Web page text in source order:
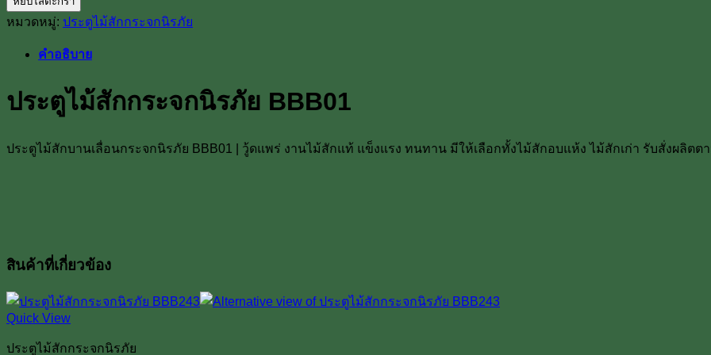
ไม้
กระจก
BBB01
หมวดหมู่: ประตูไม้สักกระจกนิรภัย
คำอธิบาย
ประตูไม้สักกระจกนิรภัย BBB01
ประตูไม้สักบานเลื่อนกระจกนิรภัย BBB01 | วู้ดแพร่ งานไม้สักแท้ แข็งแรง ทนทาน มีให้เลือกทั้งไม้สักอบแห้ง ไม้สักเก่า รับสั่งผลิตต
สินค้าที่เกี่ยวข้อง
Quick View
ประตูไม้สักกระจกนิรภัย